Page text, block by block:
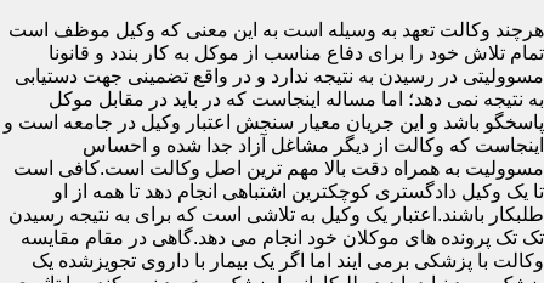
هرچند وکالت تعهد به وسیله است به این معنی که وکیل موظف است
تمام تلاش خود را برای دفاع مناسب از موکل به کار بندد و قانونا
مسوولیتی در رسیدن به نتیجه ندارد و در واقع تضمینی جهت دستیابی
به نتیجه نمی دهد؛ اما مساله اینجاست که در باید در مقابل موکل
پاسخگو باشد و این جریان معیار سنجش اعتبار وکیل در جامعه است و
اینجاست که وکالت از دیگر مشاغل آزاد جدا شده و احساس
مسوولیت به همراه دقت بالا مهم ترین اصل وکالت است.کافی است
تا یک وکیل دادگستری کوچکترین اشتباهی انجام دهد تا همه از او
طلبکار باشند.اعتبار یک وکیل به تلاشی است که برای به نتیجه رسیدن
تک تک پرونده های موکلان خود انجام می دهد.گاهی در مقام مقایسه
وکالت با پزشکی برمی ایند اما اگر یک بیمار با داروی تجویزشده یک